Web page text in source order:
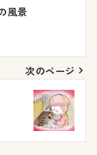
風景
次のページ